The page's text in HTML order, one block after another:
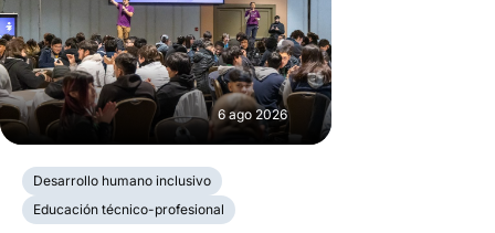
6 ago 2026
Desarrollo humano inclusivo
Educación técnico-profesional